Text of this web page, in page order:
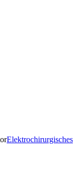
Elektrochirurgisches